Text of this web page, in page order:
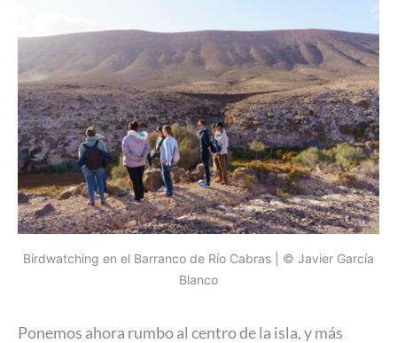
Birdwatching en el Barranco de Río Cabras | © Javier García
Blanco
Ponemos ahora rumbo al centro de la isla, y más